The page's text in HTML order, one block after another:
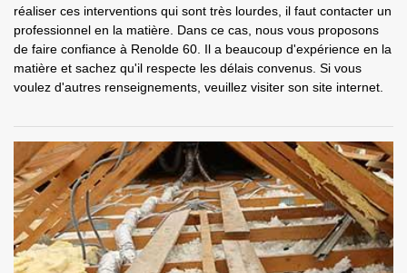
réaliser ces interventions qui sont très lourdes, il faut contacter un
professionnel en la matière. Dans ce cas, nous vous proposons
de faire confiance à Renolde 60. Il a beaucoup d'expérience en la
matière et sachez qu'il respecte les délais convenus. Si vous
voulez d'autres renseignements, veuillez visiter son site internet.